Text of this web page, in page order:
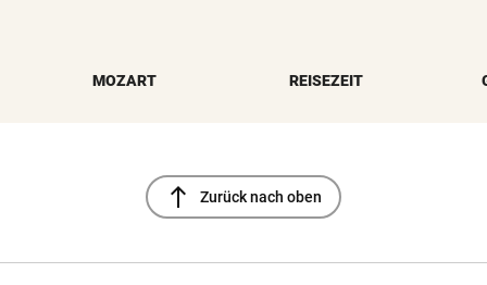
MOZART REISEZEIT
north Zurück nach oben